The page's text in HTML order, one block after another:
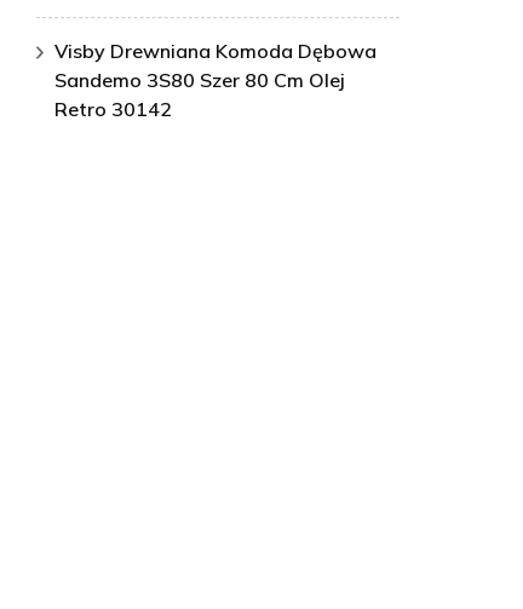
Visby Drewniana Komoda Dębowa
Sandemo 3S80 Szer 80 Cm Olej
Retro 30142